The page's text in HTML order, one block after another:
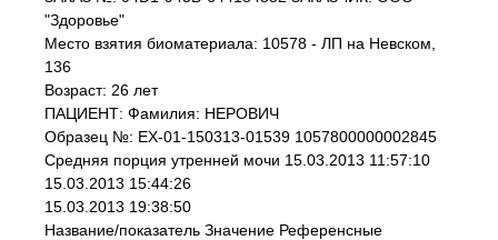
"Здоровье"
Место взятия биоматериала: 10578 - ЛП на Невском,
136
Возраст: 26 лет
ПАЦИЕНТ: Фамилия: НЕРОВИЧ
Образец №: EX-01-150313-01539 1057800000002845
Средняя порция утренней мочи 15.03.2013 11:57:10
15.03.2013 15:44:26
15.03.2013 19:38:50
Название/показатель Значение Референсные